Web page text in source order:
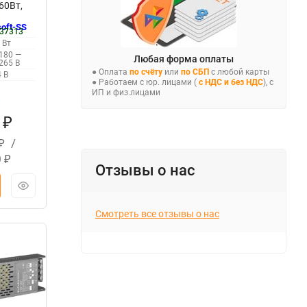
SS
Вт
180 —
В
В
₽
/
₽
Любая форма оплаты
● Оплата по счёту или по СБП с любой карты
● Работаем с юр. лицами ( с НДС и без НДС), с
ИП и физ.лицами
Отзывы о нас
Смотреть все отзывы о нас